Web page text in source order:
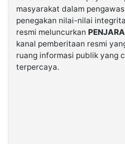
Kabarbaru.co
2026
masyarakat dalam
penegakan nilai-nilai
resmi meluncurkan
kanal pemberitaan resmi
ruang informasi publik yang
terpercaya.